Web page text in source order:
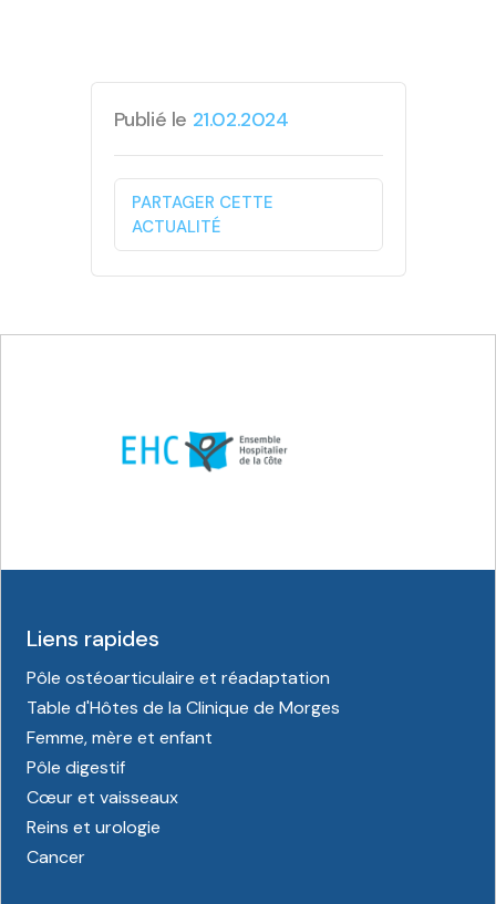
Publié le 21.02.2024
PARTAGER CETTE
ACTUALITÉ
Liens rapides
Pôle ostéoarticulaire et réadaptation
Table d'Hôtes de la Clinique de Morges
Femme, mère et enfant
Pôle digestif
Cœur et vaisseaux
Reins et urologie
Cancer